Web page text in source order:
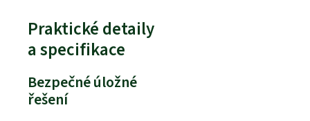
Praktické detaily
a specifikace
Bezpečné úložné
řešení